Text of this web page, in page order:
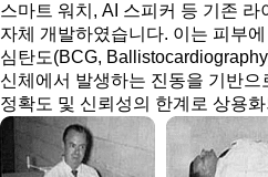
스마트 워치, AI 스피커 등 기존
자체 개발하였습니다. 이는 피부
심탄도(BCG,
신체에서 발생하는 진동을 기반
정확도 및 신뢰성의 한계로 상용